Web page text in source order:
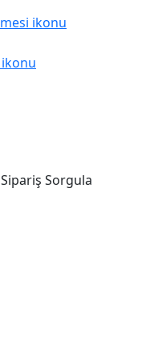
Sipariş Sorgula